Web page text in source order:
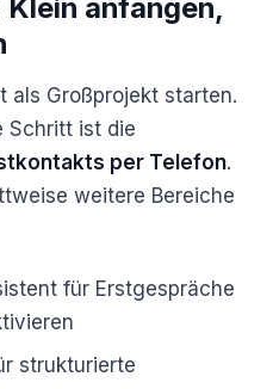
anfangen,
als Großprojekt starten.
Schritt ist die
per Telefon.
weitere Bereiche
für Erstgespräche
strukturierte